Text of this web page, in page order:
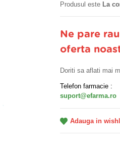
Produsul este La
Ne pare
oferta
Doriti sa aflati mai
Telefon farmacie :
suport@efarma.ro
Adauga in